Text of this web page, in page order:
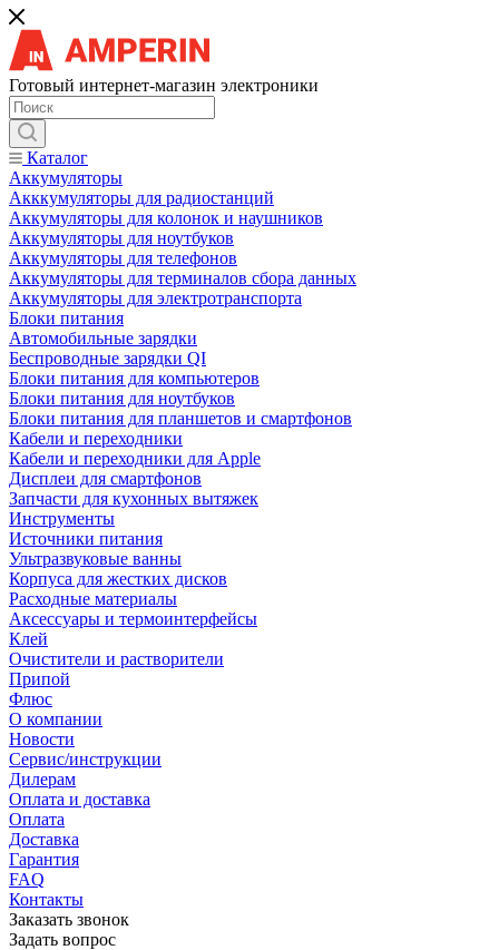
Готовый интернет-магазин электроники
Каталог
Аккумуляторы
Акккумуляторы для радиостанций
Аккумуляторы для колонок и наушников
Аккумуляторы для ноутбуков
Аккумуляторы для телефонов
Аккумуляторы для терминалов сбора данных
Аккумуляторы для электротранспорта
Блоки питания
Автомобильные зарядки
Беспроводные зарядки QI
Блоки питания для компьютеров
Блоки питания для ноутбуков
Блоки питания для планшетов и смартфонов
Кабели и переходники
Кабели и переходники для Apple
Дисплеи для смартфонов
Запчасти для кухонных вытяжек
Инструменты
Источники питания
Ультразвуковые ванны
Корпуса для жестких дисков
Расходные материалы
Аксессуары и термоинтерфейсы
Клей
Очистители и растворители
Припой
Флюс
О компании
Новости
Сервис/инструкции
Дилерам
Оплата и доставка
Оплата
Доставка
Гарантия
FAQ
Контакты
Заказать звонок
Задать вопрос